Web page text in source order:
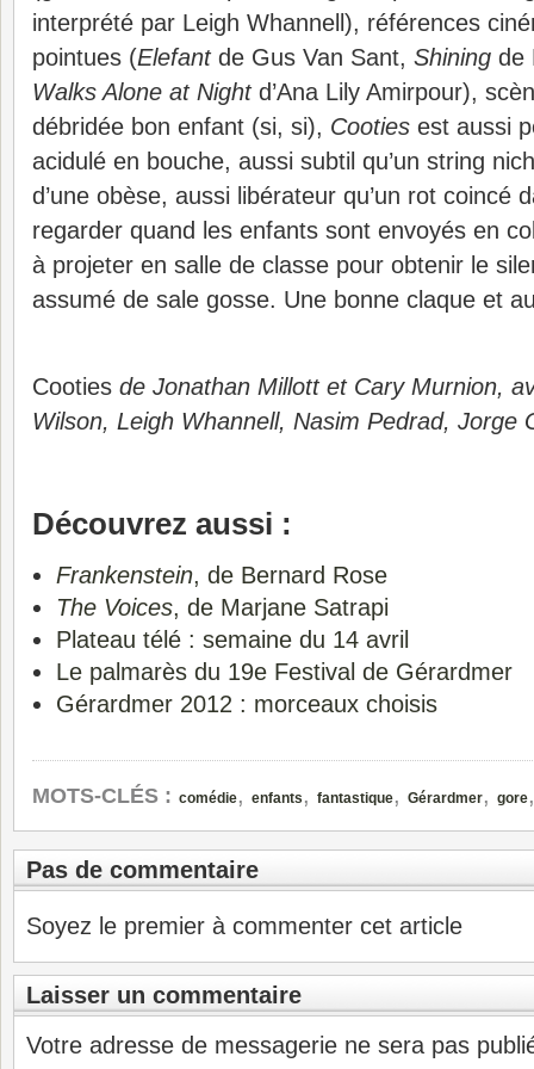
interprété par Leigh Whannell), références
pointues (Elefantde Gus Van Sant, Shining de
Walks Alone at Nightd’Ana Lily Amirpour),
débridée bon enfant (si, si), Cooties est aussi
acidulé en bouche, aussi subtil qu’un string
d’une obèse, aussi libérateur qu’un rot coincé
regarder quand les enfants sont envoyés en
à projeter en salle de classe pour obtenir le
assumé de sale gosse. Une bonne claque et
Cooties de Jonathan Millott et Cary Murnion,
Wilson, Leigh Whannell, Nasim Pedrad, Jorge
Découvrez aussi :
Frankenstein, de Bernard Rose
The Voices, de Marjane Satrapi
Plateau télé : semaine du 14 avril
Le palmarès du 19e Festival de Gérardmer
Gérardmer 2012 : morceaux choisis
MOTS-CLÉS : comédie, enfants , fantastique, Gérardmer, gore
Pas de commentaire
Soyez le premier à commenter cet article
Laisser un commentaire
Votre adresse de messagerie ne sera pas